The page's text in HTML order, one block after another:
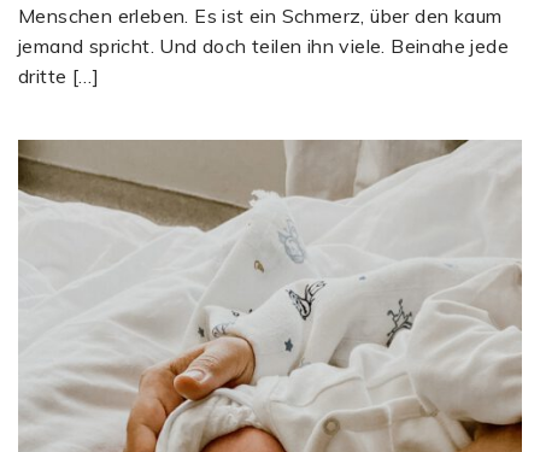
Menschen erleben. Es ist ein Schmerz, über den kaum
jemand spricht. Und doch teilen ihn viele. Beinahe jede
dritte […]